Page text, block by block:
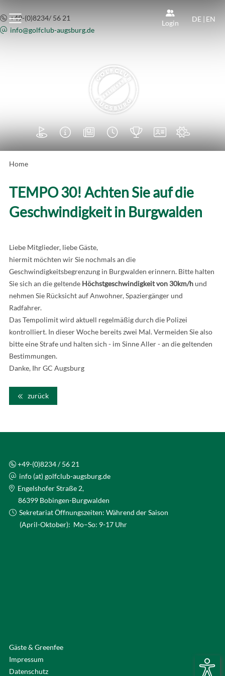
Login DE | EN
+49-(0)8234/ 56 21
info@golfclub-augsburg.de
      
Home
TEMPO 30! Achten Sie auf die
Geschwindigkeit in Burgwalden
Liebe Mitglieder, liebe Gäste,
hiermit möchten wir Sie nochmals an die
Geschwindigkeitsbegrenzung in Burgwalden erinnern. Bitte halten
Sie sich an die geltende Höchstgeschwindigkeit von 30km/hund
nehmen Sie Rücksicht auf Anwohner, Spaziergänger und
Radfahrer.
Das Tempolimit wird aktuell regelmäßig durch die Polizei
kontrolliert. In dieser Woche bereits zwei Mal. Vermeiden Sie also
bitte eine Strafe und halten sich - im Sinne Aller - an die geltenden
Bestimmungen.
Danke, Ihr GC Augsburg
zurück
+49-(0)8234 / 56 21
info (at) golfclub-augsburg.de
Engelshofer Straße 2,
86399 Bobingen-Burgwalden
Sekretariat Öffnungszeiten: Während der Saison
(April-Oktober): Mo–So: 9-17 Uhr
Gäste & Greenfee
Impressum
Datenschutz